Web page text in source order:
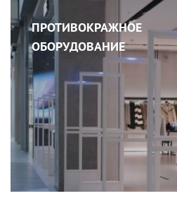
ПРОТИВОКРАЖНОЕ
ОБОРУДОВАНИЕ